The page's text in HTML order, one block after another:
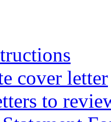
cover letter
to